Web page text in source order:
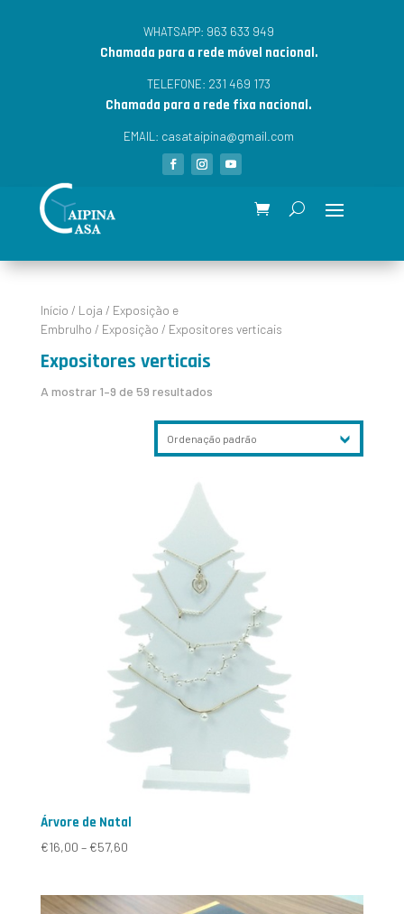
WHATSAPP: 963 633 949
Chamada para a rede móvel nacional.
TELEFONE: 231 469 173
Chamada para a rede fixa nacional.
EMAIL: casataipina@gmail.com
Início / Loja / Exposição e
Embrulho / Exposição / Expositores verticais
Expositores verticais
A mostrar 1–9 de 59 resultados
Árvore de Natal
€16,00 – €57,60